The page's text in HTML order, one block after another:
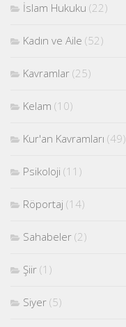
İslam Hukuku (22)
Kadın ve Aile (52)
Kavramlar (25)
Kelam (10)
Kur'an Kavramları (49)
Psikoloji (11)
Röportaj (14)
Sahabeler (2)
Şiir (1)
Siyer (5)